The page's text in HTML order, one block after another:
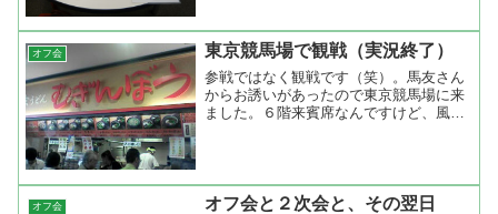
ＰＯＴは自分のＰＣを持ち込...
オフ会 東京競馬場で観戦（実況終了）
参戦ではなく観戦です（笑）。馬友さん
からお誘いがあったので東京競馬場に来
ました。６階来賓席なんですけど、風が
ね。勝負レースは後半のダー...
オフ会 オフ会と２次会と、その翌日